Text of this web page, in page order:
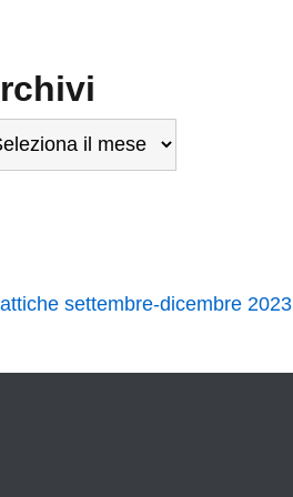
settembre-dicembre 2023